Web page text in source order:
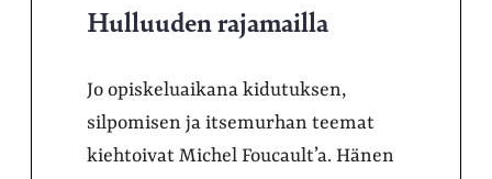
Hulluuden rajamailla
Jo opiskeluaikana kidutuksen,
silpomisen ja itsemurhan teemat
kiehtoivat Michel Foucault’a. Hänen